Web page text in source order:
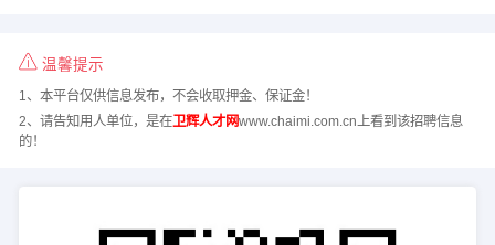
温馨提示
1、本平台仅供信息发布，不会收取押金、保证金！
2、请告知用人单位，是在卫辉人才网www.chaimi.com.cn上看到该招聘信息
的！